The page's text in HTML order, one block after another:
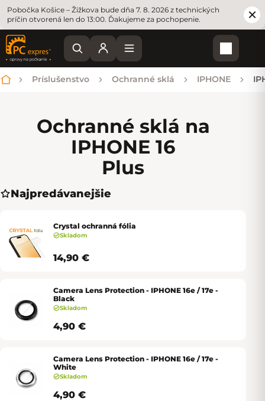
Pobočka Košice – Žižkova bude dňa 7. 8. 2026 z technických
príčin otvorená len do 13:00. Ďakujeme za pochopenie.
Domov
Príslušenstvo Ochranné sklá IPHONE
Ochranné sklá na
IPHONE 16
Plus
Najpredávanejšie
Crystal ochranná fólia
Skladom
14,90 €
Camera Lens Protection - IPHONE 16e / 17e -
Black
Skladom
4,90 €
Camera Lens Protection - IPHONE 16e / 17e -
White
Skladom
4,90 €